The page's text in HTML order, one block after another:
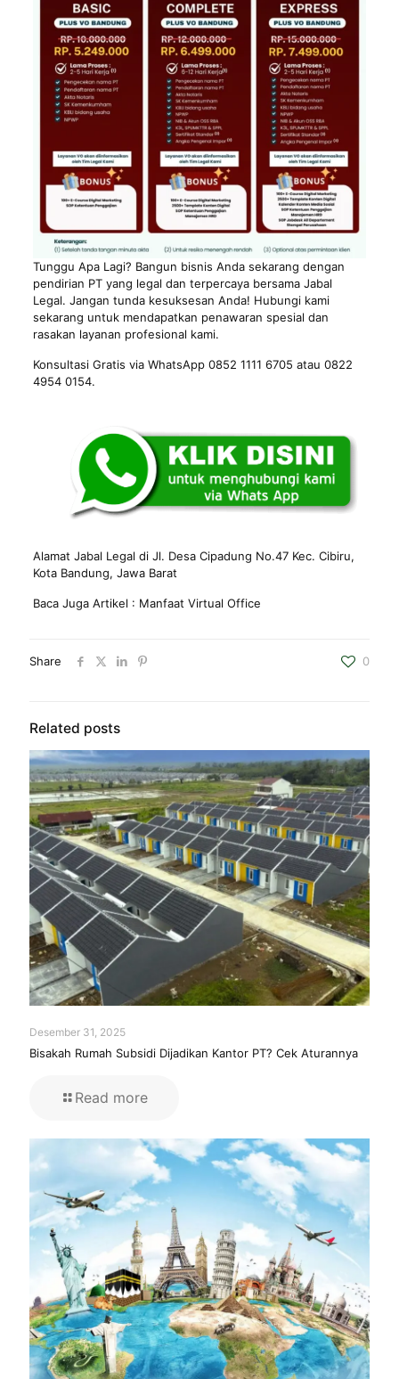
Tunggu Apa Lagi? Bangun bisnis Anda sekarang dengan
pendirian PT yang legal dan terpercaya bersama Jabal
Legal. Jangan tunda kesuksesan Anda! Hubungi kami
sekarang untuk mendapatkan penawaran spesial dan
rasakan layanan profesional kami.
Konsultasi Gratis via WhatsApp 0852 1111 6705 atau 0822
4954 0154.
Alamat Jabal Legal di Jl. Desa Cipadung No.47 Kec. Cibiru,
Kota Bandung, Jawa Barat
Baca Juga Artikel : Manfaat Virtual Office
Share 0
Related posts
Desember 31, 2025
Bisakah Rumah Subsidi Dijadikan Kantor PT? Cek Aturannya
Read more